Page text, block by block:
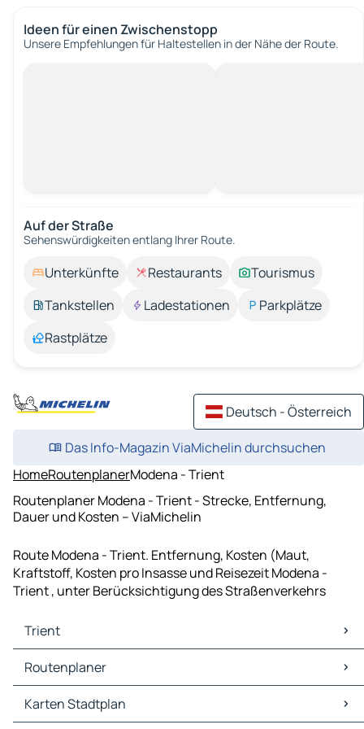
Ideen für einen Zwischenstopp
Unsere Empfehlungen für Haltestellen in der Nähe der Route.
Auf der Straße
Sehenswürdigkeiten entlang Ihrer Route.
Unterkünfte Restaurants
Tourismus
Tankstellen
Ladestationen
Parkplätze
Rastplätze
Deutsch - Österreich
Das Info-Magazin ViaMichelin durchsuchen
HomeRoutenplanerModena - Trient
Routenplaner Modena - Trient - Strecke, Entfernung,
Dauer und Kosten – ViaMichelin
Route Modena - Trient. Entfernung, Kosten (Maut,
Kraftstoff, Kosten pro Insasse und Reisezeit Modena -
Trient , unter Berücksichtigung des Straßenverkehrs
Trient
Trient Karten Stadtplan
Trient Verkehr
Trient Hotels
Trient Restaurants
Routenplaner
Routenplaner Trient - Mailand
Routenplaner Trient - Verona
Karten Stadtplan